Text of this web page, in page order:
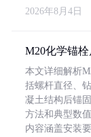
2026年8月4日
M20化学锚
本文详细解析
括螺杆直径、
凝土结构后锚
方法和典型数
内容涵盖安装